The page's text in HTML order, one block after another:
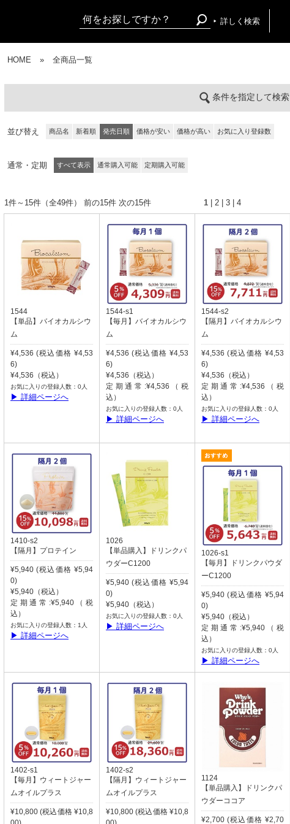
詳しく検索
HOME » 全商品一覧
条件を指定して検索
並び替え 商品名 新着順 発売日順 価格が安い 価格が高い お気に入り登録数
通常・定期 すべて表示 通常購入可能 定期購入可能
1件～15件（全49件） 前の15件 次の15件 1 2 3 4
1544
【単品】バイオカルシウ
ム
¥4,536 (税込価格 ¥4,53
6)
¥4,536（税込）
お気に入りの登録人数：0人
▶ 詳細ページへ
1544-s1
【毎月】バイオカルシウ
ム
¥4,536 (税込価格 ¥4,53
6)
¥4,536（税込）
定期通常:¥4,536（税
込）
お気に入りの登録人数：0人
▶ 詳細ページへ
1544-s2
【隔月】バイオカルシウ
ム
¥4,536 (税込価格 ¥4,53
6)
¥4,536（税込）
定期通常:¥4,536（税
込）
お気に入りの登録人数：0人
▶ 詳細ページへ
1410-s2
【隔月】プロテイン
¥5,940 (税込価格 ¥5,94
0)
¥5,940（税込）
定期通常:¥5,940（税
込）
お気に入りの登録人数：1人
▶ 詳細ページへ
1026
【単品購入】ドリンクパ
ウダーC1200
¥5,940 (税込価格 ¥5,94
0)
¥5,940（税込）
お気に入りの登録人数：0人
▶ 詳細ページへ
1026-s1
【毎月】ドリンクパウダ
ーC1200
¥5,940 (税込価格 ¥5,94
0)
¥5,940（税込）
定期通常:¥5,940（税
込）
お気に入りの登録人数：0人
▶ 詳細ページへ
1402-s1
【毎月】ウィートジャー
ムオイルプラス
¥10,800 (税込価格 ¥10,8
1402-s2
【隔月】ウィートジャー
ムオイルプラス
¥10,800 (税込価格 ¥10,8
1124
【単品購入】ドリンクパ
ウダーココア
¥2,700 (税込価格 ¥2,70